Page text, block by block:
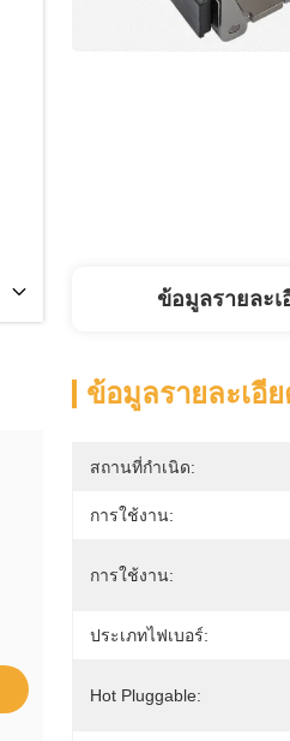
ข้อมูลรายละเ
ข้อมูลรายละเอี
สถานที่กำเนิด:
การใช้งาน:
การใช้งาน:
ประเภทไฟเบอร์:
Hot Pluggable: